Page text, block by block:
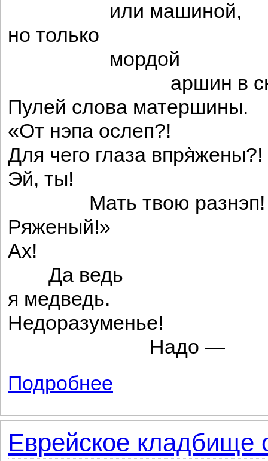
или машиной,
но только
мордой
аршин в
Пулей слова матершины.
«От нэпа ослеп?!
Для чего глаза впря̀жены?!
Эй, ты!
Мать твою разнэп!
Ряженый!»
Ах!
Да ведь
я медведь.
Недоразуменье!
Надо —
Подробнее
Еврейское кладбище